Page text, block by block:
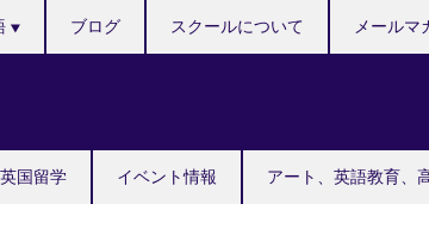
英国留学 イベント情報 アート、英語教育、
ブログ スクールについて メールマ